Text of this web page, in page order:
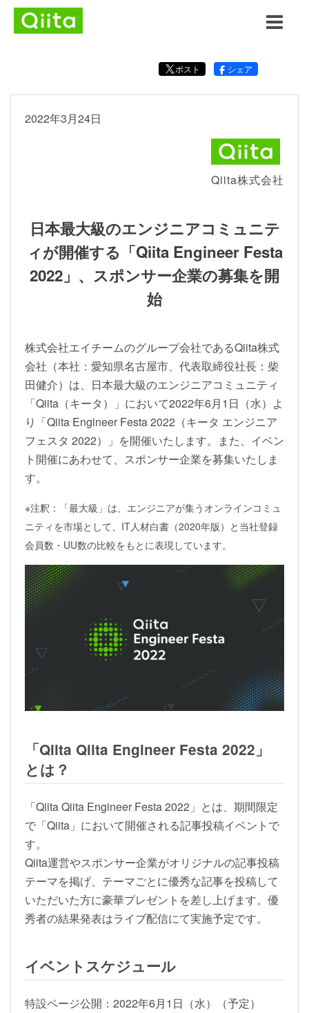
ポスト シェア
2022年3月24日
Qiita株式会社
日本最大級のエンジニアコミュニテ
ィが開催する「Qiita Engineer Festa
2022」、スポンサー企業の募集を開
始
株式会社エイチームのグループ会社であるQiita株式
会社（本社：愛知県名古屋市、代表取締役社長：柴
田健介）は、日本最大級のエンジニアコミュニティ
「Qiita（キータ）」において2022年6月1日（水）よ
り「Qiita Engineer Festa 2022（キータ エンジニア
フェスタ 2022）」を開催いたします。また、イベン
ト開催にあわせて、スポンサー企業を募集いたしま
す。
※注釈：「最大級」は、エンジニアが集うオンラインコミュ
ニティを市場として、IT人材白書（2020年版）と当社登録
会員数・UU数の比較をもとに表現しています。
「Qiita Qiita Engineer Festa 2022」
とは？
「Qiita Qiita Engineer Festa 2022」とは、期間限定
で「Qiita」において開催される記事投稿イベントで
す。
Qiita運営やスポンサー企業がオリジナルの記事投稿
テーマを掲げ、テーマごとに優秀な記事を投稿して
いただいた方に豪華プレゼントを差し上げます。優
秀者の結果発表はライブ配信にて実施予定です。
イベントスケジュール
特設ページ公開：2022年6月1日（水）（予定）